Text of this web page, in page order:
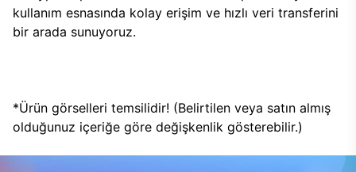
kullanım esnasında kolay erişim ve hızlı veri transferini
bir arada sunuyoruz.
*Ürün görselleri temsilidir! (Belirtilen veya satın almış
olduğunuz içeriğe göre değişkenlik gösterebilir.)